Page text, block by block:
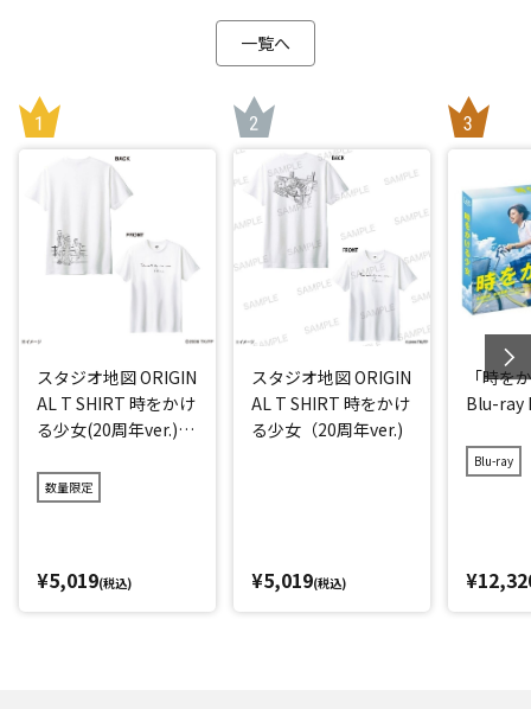
一覧へ
スタジオ地図 ORIGIN
AL T SHIRT 時をかけ
る少女(20周年ver.)
数量限定
¥5,019(税込)
スタジオ地図 ORIGIN
AL T SHIRT 時をかけ
る少女（20周年ver.)
¥5,019(税込)
「時を
Blu-ray
Blu-ray